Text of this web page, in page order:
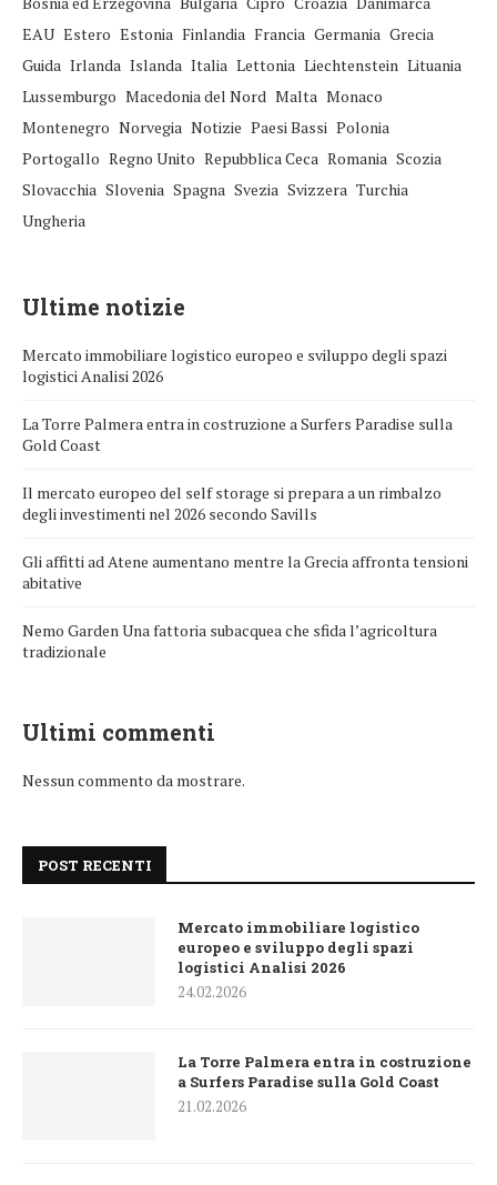
EAU Estero Estonia Finlandia Francia Germania Grecia
Guida Irlanda Islanda Italia Lettonia Liechtenstein Lituania
Lussemburgo Macedonia del Nord Malta Monaco
Montenegro Norvegia Notizie Paesi Bassi Polonia
Portogallo Regno Unito Repubblica Ceca Romania Scozia
Slovacchia Slovenia Spagna Svezia Svizzera Turchia
Ungheria
Ultime notizie
Mercato immobiliare logistico europeo e sviluppo degli spazi
logistici Analisi 2026
La Torre Palmera entra in costruzione a Surfers Paradise sulla
Gold Coast
Il mercato europeo del self storage si prepara a un rimbalzo
degli investimenti nel 2026 secondo Savills
Gli affitti ad Atene aumentano mentre la Grecia affronta tensioni
abitative
Nemo Garden Una fattoria subacquea che sfida l’agricoltura
tradizionale
Ultimi commenti
Nessun commento da mostrare.
POST RECENTI
Mercato immobiliare logistico
europeo e sviluppo degli spazi
logistici Analisi 2026
24.02.2026
La Torre Palmera entra in costruzione
a Surfers Paradise sulla Gold Coast
21.02.2026